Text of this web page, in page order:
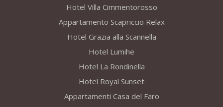
Hotel Villa Cimmentorosso
Appartamento Scapriccio Relax
Hotel Grazia alla Scannella
Hotel Lumihe
Hotel La Rondinella
Hotel Royal Sunset
Appartamenti Casa del Faro